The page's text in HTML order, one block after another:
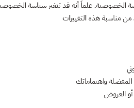
مناسبة هذه التغييرات
المفضلة واهتماماتك
العروض